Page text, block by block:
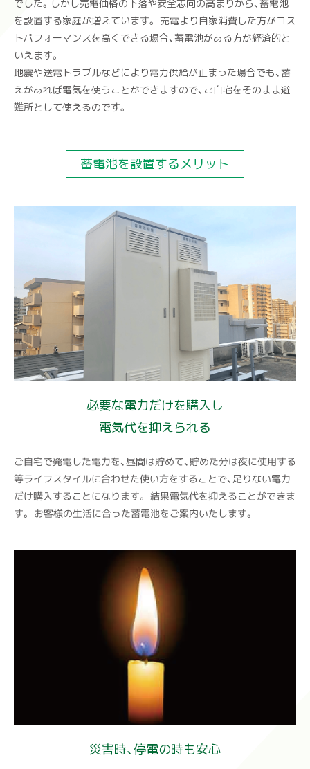
でした。しかし売電価格の下落や安全志向の高まりから、蓄電池
を設置する家庭が増えています。 売電より自家消費した方がコス
トパフォーマンスを高くできる場合、蓄電池がある方が経済的と
いえます。
地震や送電トラブルなどにより電力供給が止まった場合でも、蓄
えがあれば電気を使うことができますので、ご自宅をそのまま避
難所として使えるのです。
蓄電池を設置するメリット
必要な電力だけを購入し
電気代を抑えられる
ご自宅で発電した電力を、昼間は貯めて、貯めた分は夜に使用する
等ライフスタイルに合わせた使い方をすることで、足りない電力
だけ購入することになります。 結果電気代を抑えることができま
す。 お客様の生活に合った蓄電池をご案内いたします。
災害時、停電の時も安心